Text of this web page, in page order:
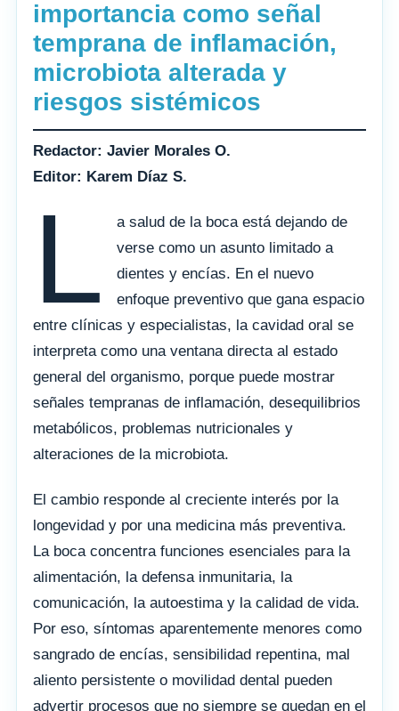
importancia como señal
temprana de inflamación,
microbiota alterada y
riesgos sistémicos
Redactor: Javier Morales O.
Editor: Karem Díaz S.
L
a salud de la boca está dejando de
verse como un asunto limitado a
dientes y encías. En el nuevo
enfoque preventivo que gana espacio
entre clínicas y especialistas, la cavidad oral se
interpreta como una ventana directa al estado
general del organismo, porque puede mostrar
señales tempranas de inflamación, desequilibrios
metabólicos, problemas nutricionales y
alteraciones de la microbiota.
El cambio responde al creciente interés por la
longevidad y por una medicina más preventiva.
La boca concentra funciones esenciales para la
alimentación, la defensa inmunitaria, la
comunicación, la autoestima y la calidad de vida.
Por eso, síntomas aparentemente menores como
sangrado de encías, sensibilidad repentina, mal
aliento persistente o movilidad dental pueden
advertir procesos que no siempre se quedan en el